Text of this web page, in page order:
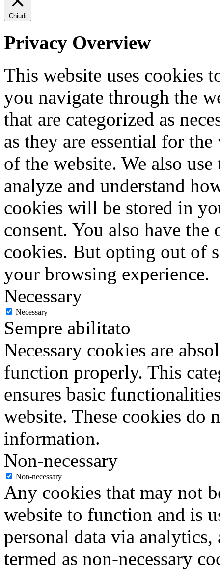
Chiudi
Privacy Overview
This website uses cookies
you navigate through the
that are categorized as
as they are essential for
of the website. We also
analyze and understand
cookies will be stored in
consent. You also have
cookies. But opting out of
your browsing experience.
Necessary
Necessary
Sempre abilitato
Necessary cookies are
function properly. This
ensures basic
website. These cookies do
information.
Non-necessary
Non-necessary
Any cookies that may not
website to function and is
personal data via analytics,
termed as non-necessary